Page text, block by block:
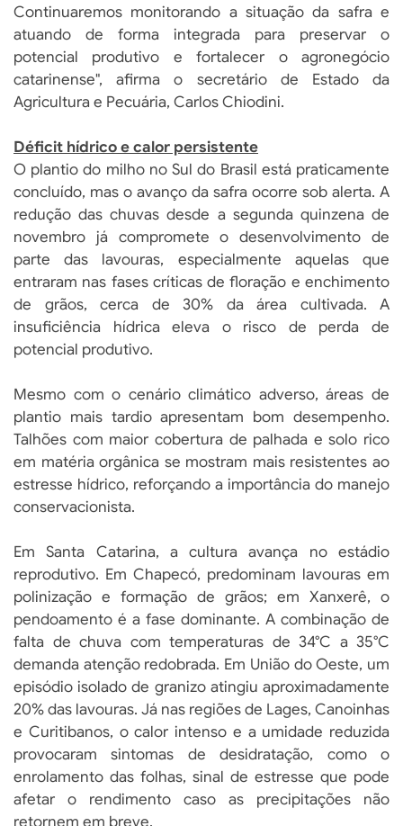
Continuaremos monitorando a situação da safra e
atuando de forma integrada para preservar o
potencial produtivo e fortalecer o agronegócio
catarinense", afirma o secretário de Estado da
Agricultura e Pecuária, Carlos Chiodini.
Déficit hídrico e calor persistente
O plantio do milho no Sul do Brasil está praticamente
concluído, mas o avanço da safra ocorre sob alerta. A
redução das chuvas desde a segunda quinzena de
novembro já compromete o desenvolvimento de
parte das lavouras, especialmente aquelas que
entraram nas fases críticas de floração e enchimento
de grãos, cerca de 30% da área cultivada. A
insuficiência hídrica eleva o risco de perda de
potencial produtivo.
Mesmo com o cenário climático adverso, áreas de
plantio mais tardio apresentam bom desempenho.
Talhões com maior cobertura de palhada e solo rico
em matéria orgânica se mostram mais resistentes ao
estresse hídrico, reforçando a importância do manejo
conservacionista.
Em Santa Catarina, a cultura avança no estádio
reprodutivo. Em Chapecó, predominam lavouras em
polinização e formação de grãos; em Xanxerê, o
pendoamento é a fase dominante. A combinação de
falta de chuva com temperaturas de 34°C a 35°C
demanda atenção redobrada. Em União do Oeste, um
episódio isolado de granizo atingiu aproximadamente
20% das lavouras. Já nas regiões de Lages, Canoinhas
e Curitibanos, o calor intenso e a umidade reduzida
provocaram sintomas de desidratação, como o
enrolamento das folhas, sinal de estresse que pode
afetar o rendimento caso as precipitações não
retornem em breve.